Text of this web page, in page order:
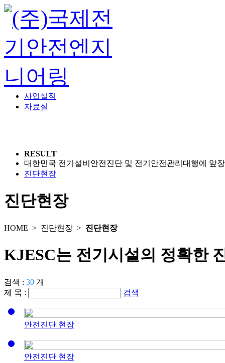
사업실적
자료실
RESULT
대한민국 전기설비안전진단 및 전기안전관리대행에 앞
진단현장
진단현장
HOME > 진단현장 > 진단현장
KJESC는 전기시설의 정확한
검색 : 30 개
제 목 :
검색
안전진단 현장
안전진단 현장